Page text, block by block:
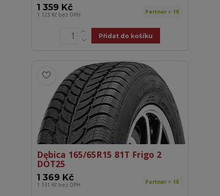
1 359 Kč
1 123 Kč bez DPH Partner > 10
Přidat do košíku
Dębica 165/65R15 81T Frigo 2
DOT25
1 369 Kč
1 131 Kč bez DPH Partner > 10